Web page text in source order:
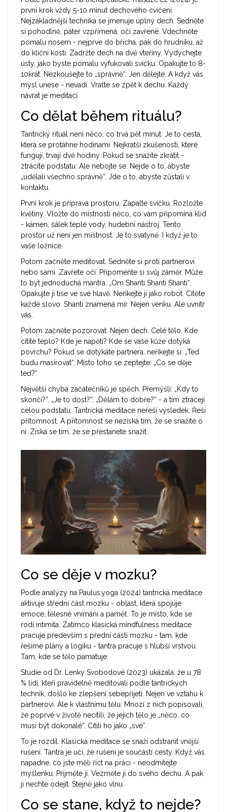
první krok vždy 5-10 minut dechového cvičení.
Nejzákladnější technika se jmenuje úplný dech. Sedněte
si pohodlně, páteř vzpřímená, oči zavřené. Vdechněte
pomalu nosem - nejprve do břicha, pak do hrudníku, až
do klíční kosti. Zadržte dech na dvě vteřiny. Vydýchejte
ústy, jako byste pomalu vyfukovali svíčku. Opakujte to 8-
10krát. Nezkoušejte to „správně“. Jen dělejte. A když vás
mysl unese - nevadí. Vraťte se zpět k dechu. Každý
návrat je meditací.
Co dělat během rituálu?
Tantrický rituál není něco, co trvá pět minut. Je to cesta,
která se protáhne hodinami. Nejkratší zkušenosti, které
fungují, trvají dvě hodiny. Pokud se snažíte zkrátit -
ztrácíte podstatu. Ale nebojte se. Nejde o to, abyste
„udělali všechno správně“. Jde o to, abyste zůstali v
kontaktu.
První krok je příprava prostoru. Zapalte svíčku. Rozložte
květiny. Vložte do místnosti něco, co vám připomíná klid
- kámen, šálek teplé vody, hudební nástroj. Tento
prostor už není jen místnost. Je to svatyně. I když je to
vaše ložnice.
Potom začněte meditovat. Sedněte si proti partnerovi
nebo sami. Zavřete oči. Připomeňte si svůj záměr. Může
to být jednoduchá mantra: „Om Shanti Shanti Shanti“.
Opakujte ji tiše ve své hlavě. Neříkejte ji jako robot. Cítěte
každé slovo. Shanti znamená mír. Nejen venku. Ale uvnitř
vás.
Potom začněte pozorovat. Nejen dech. Celé tělo. Kde
cítíte teplo? Kde je napětí? Kde se vaše kůže dotýká
povrchu? Pokud se dotýkáte partnera, neříkejte si: „Teď
budu masírovat“. Místo toho se zeptejte: „Co se děje
teď?“
Největší chyba začátečníků je spěch. Přemýšlí: „Kdy to
skončí?“, „Je to dost?“, „Dělám to dobře?“ - a tím ztrácejí
celou podstatu. Tantrická meditace neřeší výsledek. Řeší
přítomnost. A přítomnost se nezíská tím, že se snažíte o
ni. Získá se tím, že se přestanete snažit.
Co se děje v mozku?
Podle analýzy na Paulus.yoga (2024) tantrická meditace
aktivuje střední část mozku - oblast, která spojuje
emoce, tělesné vnímání a paměť. To je místo, kde se
rodí intimita. Zatímco klasická mindfulness meditace
pracuje především s přední částí mozku - tam, kde
řešíme plány a logiku - tantra pracuje s hlubší vrstvou.
Tam, kde se tělo pamatuje.
Studie od Dr. Lenky Svobodové (2023) ukázala, že u 78
% lidí, kteří pravidelně meditovali podle tantrických
technik, došlo ke zlepšení sebepřijetí. Nejen ve vztahu k
partnerovi. Ale k vlastnímu tělu. Mnozí z nich popisovali,
že poprvé v životě necítili, že jejich tělo je „něco, co
musí být dokonalé“. Cítili ho jako „své“.
To je rozdíl. Klasická meditace se snaží odstranit vnější
rušení. Tantra je učí, že rušení je součástí cesty. Když vás
napadne, co jste měli říct na práci - neodmítejte
myšlenku. Přijměte ji. Vezměte ji do svého dechu. A pak
ji nechte odejít. Stejně jako vlnu.
Co se stane, když to nejde?